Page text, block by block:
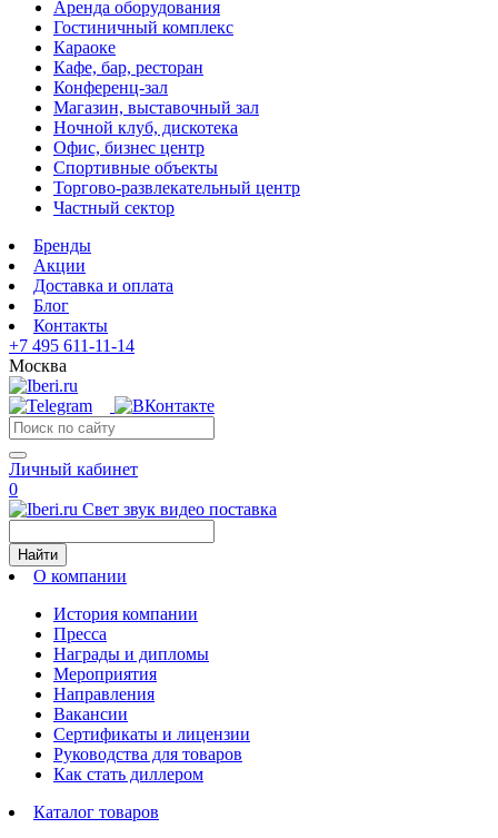
Аренда оборудования
Гостиничный комплекс
Караоке
Кафе, бар, ресторан
Конференц-зал
Магазин, выставочный зал
Ночной клуб, дискотека
Офис, бизнес центр
Спортивные объекты
Торгово-развлекательный центр
Частный сектор
Бренды
Акции
Доставка и оплата
Блог
Контакты
+7 495 611-11-14
Москва
Личный кабинет
0
Свет звук видео поставка
Найти
О компании
История компании
Пресса
Награды и дипломы
Мероприятия
Направления
Вакансии
Сертификаты и лицензии
Руководства для товаров
Как стать диллером
Каталог товаров